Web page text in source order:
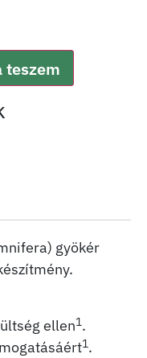
teszem
gyökér
ellen1.
1.